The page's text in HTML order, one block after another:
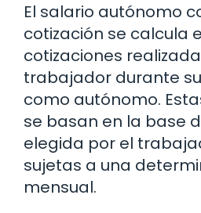
El salario autónomo
cotización se calcula
cotizaciones
trabajador durante
como autónomo.
se basan en la base
elegida por el
sujetas a una
mensual.